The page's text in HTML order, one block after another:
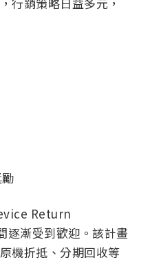
Return
逐漸受到歡迎。該計畫
機折抵、分期回收等